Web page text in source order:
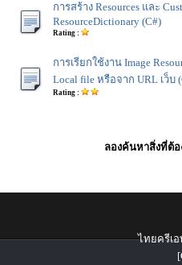
การสร้าง Resources และ
ResourceDictionary (C#)
Rating :
การเรียกใช้งาน Image
Local file หรือจาก URL เว็บ
Rating :
ลองค้นหาสิ่งที่ต้อ
ไทยครีเอ
[